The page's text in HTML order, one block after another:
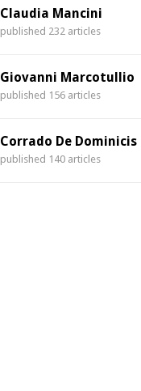
Claudia Mancini
published 232 articles
Giovanni Marcotullio
published 156 articles
Corrado De Dominicis
published 140 articles